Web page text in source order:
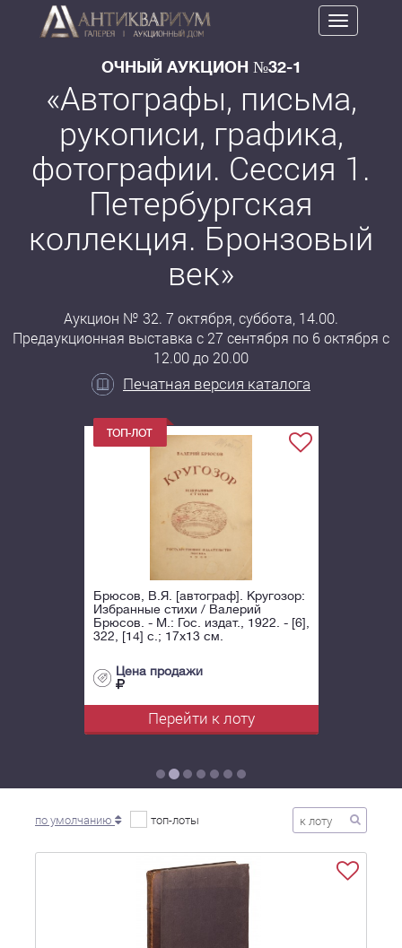
Toggle
navigation
ОЧНЫЙ АУКЦИОН №32-1
«Автографы, письма,
рукописи, графика,
фотографии. Сессия 1.
Петербургская
коллекция. Бронзовый
век»
Аукцион № 32. 7 октября, суббота, 14.00.
Предаукционная выставка с 27 сентября по 6 октября с
12.00 до 20.00
Печатная версия каталога
Брюсов, В.Я. [автограф]. Кругозор:
Избранные стихи / Валерий
Брюсов. - М.: Гос. издат., 1922. - [6],
322, [14] с.; 17x13 см.
Цена продажи
Перейти к лоту
по умолчанию топ-лоты